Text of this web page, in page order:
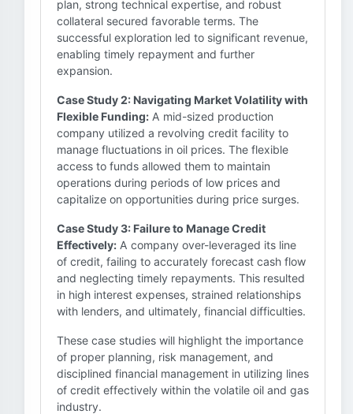
plan, strong technical expertise, and robust
collateral secured favorable terms. The
successful exploration led to significant revenue,
enabling timely repayment and further
expansion.
Case Study 2: Navigating Market Volatility with
Flexible Funding: A mid-sized production
company utilized a revolving credit facility to
manage fluctuations in oil prices. The flexible
access to funds allowed them to maintain
operations during periods of low prices and
capitalize on opportunities during price surges.
Case Study 3: Failure to Manage Credit
Effectively: A company over-leveraged its line
of credit, failing to accurately forecast cash flow
and neglecting timely repayments. This resulted
in high interest expenses, strained relationships
with lenders, and ultimately, financial difficulties.
These case studies will highlight the importance
of proper planning, risk management, and
disciplined financial management in utilizing lines
of credit effectively within the volatile oil and gas
industry.